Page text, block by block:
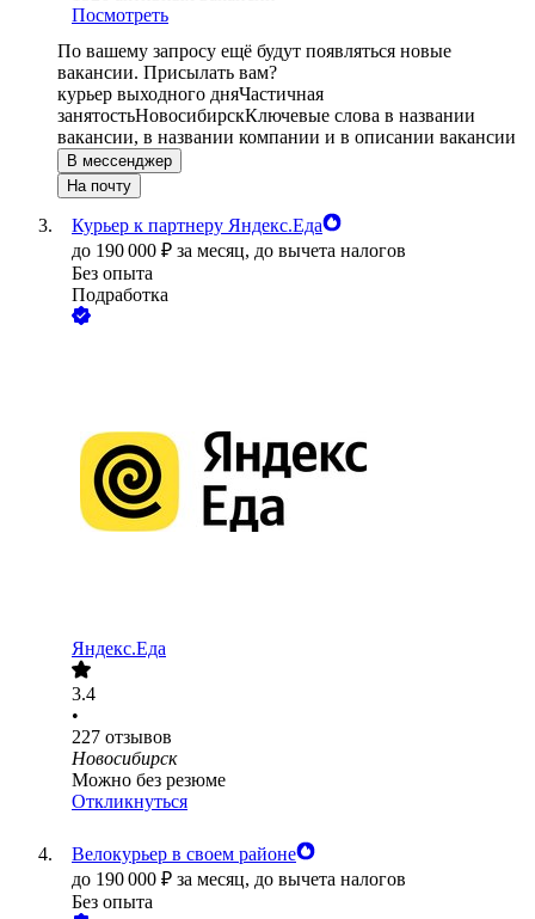
Посмотреть
По вашему запросу ещё будут появляться новые
вакансии. Присылать вам?
курьер выходного дняЧастичная
занятостьНовосибирскКлючевые слова в названии
вакансии, в названии компании и в описании вакансии
В мессенджер
На почту
Курьер к партнеру Яндекс.Еда
до 190 000 ₽ за месяц, до вычета налогов
Без опыта
Подработка
Яндекс.Еда
3.4
•
227 отзывов
Новосибирск
Можно без резюме
Откликнуться
Велокурьер в своем районе
до 190 000 ₽ за месяц, до вычета налогов
Без опыта